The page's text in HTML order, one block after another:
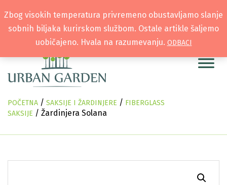
POČETNA / SAKSIJE I ŽARDINJERE / FIBERGLASS
SAKSIJE / Žardinjera Solana
Zbog visokih temperatura privremeno obustavljamo slanje
sobnih biljaka kurirskom službom. Ostale artikle šaljemo
uobičajeno. Hvala na razumevanju. ODBACI